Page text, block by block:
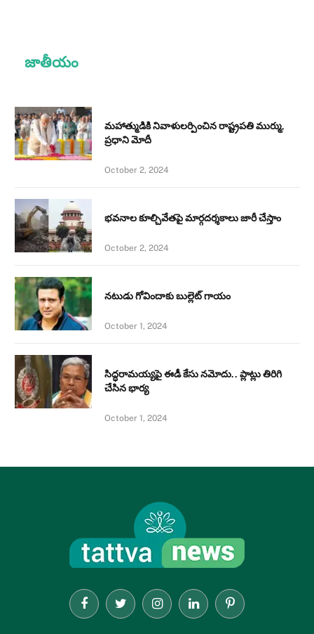
జాతీయం
మహాత్ముడికి నివాళులర్పించిన రాష్ట్రపతి ముర్ము,
ప్రధాని మోదీ
October 2, 2024
భవనాల కూల్చివేతపై మార్గదర్శకాలు జారీ చేస్తాం
October 2, 2024
నటుడు గోవిందాకు బుల్లెట్ గాయం
October 1, 2024
సిద్ధరామయ్యపై ఈడీ కేసు నమోదు.. ప్లాట్లు తిరిగి
చేసిన భార్య
October 1, 2024
FacebookTwitter InstagramLinkedInPinterest